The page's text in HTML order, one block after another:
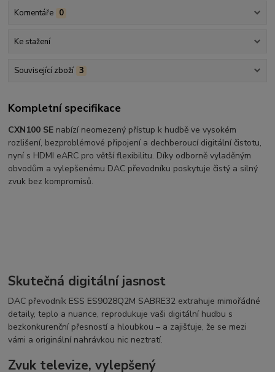
Komentáře 0
Ke stažení
Související zboží 3
Kompletní specifikace
CXN100 SE nabízí neomezený přístup k hudbě ve vysokém
rozlišení, bezproblémové připojení a dechberoucí digitální čistotu,
nyní s HDMI eARC pro větší flexibilitu. Díky odborně vyladěným
obvodům a vylepšenému DAC převodníku poskytuje čistý a silný
zvuk bez kompromisů.
Skutečná digitální jasnost
DAC převodník ESS ES9028Q2M SABRE32 extrahuje mimořádné
detaily, teplo a nuance, reprodukuje vaši digitální hudbu s
bezkonkurenční přesností a hloubkou – a zajišťuje, že se mezi
vámi a originální nahrávkou nic neztratí.
Zvuk televize, vylepšený